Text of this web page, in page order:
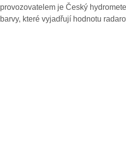
provozovatelem je Český
barvy, které vyjadřují hodnotu